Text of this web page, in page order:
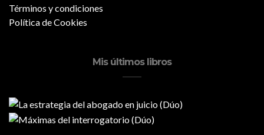
Términos y condiciones
Política de Cookies
Mis últimos libros